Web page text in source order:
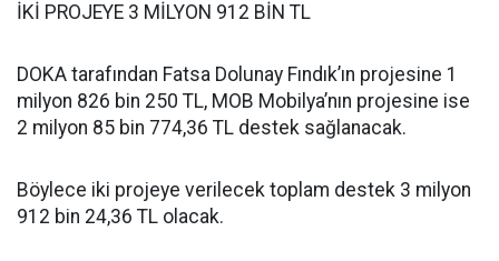
İKİ PROJEYE 3 MİLYON 912 BİN TL
DOKA tarafından Fatsa Dolunay Fındık’ın projesine 1
milyon 826 bin 250 TL, MOB Mobilya’nın projesine ise
2 milyon 85 bin 774,36 TL destek sağlanacak.
Böylece iki projeye verilecek toplam destek 3 milyon
912 bin 24,36 TL olacak.